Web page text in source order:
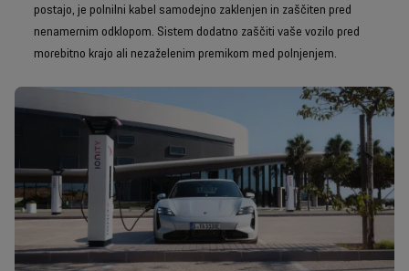
postajo, je polnilni kabel samodejno zaklenjen in zaščiten pred
nenamernim odklopom. Sistem dodatno zaščiti vaše vozilo pred
morebitno krajo ali nezaželenim premikom med polnjenjem.